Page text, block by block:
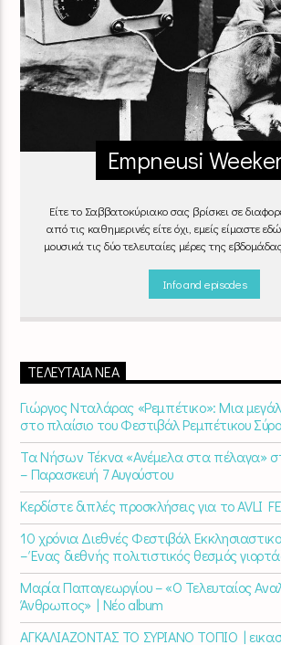
Empneusi
Είτε το Σαββατοκύριακο σας βρίσκει σε
από τις καθημερινές είτε όχι, εμείς είμαστε
μουσικά τις δύο τελευταίες μέρες της
Info and episodes
ΤΕΛΕΥΤΑΊΑ ΝΈΑ
Γιώργος Νταλάρας «Ρεμπέτικο»: Μια
στο πλαίσιο του Φεστιβάλ Ρεμπέτικου
Τα Νήσων Τέκνα «Ανέμελα στα πέλαγα»
– Παρασκευή 7 Αυγούστου
Κερδίστε διπλές προσκλήσεις για το AVLI
10 χρόνια Διεθνές Φεστιβάλ
– Ένας διεθνής πολιτιστικός θεσμός
Μαρία Παπαγεωργίου – «Ο Τελευταίος
Άνθρωπος» | Νέο album
ΑΓΚΑΛΙΑΖΟΝΤΑΣ ΤΟ ΣΥΡΙΑΝΟ ΤΟΠΙΟ |